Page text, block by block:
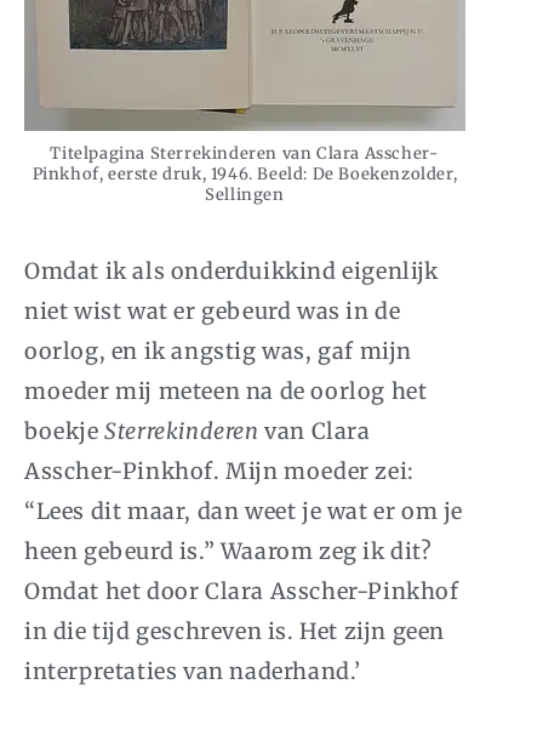
Titelpagina Sterrekinderen van Clara Asscher-
Pinkhof, eerste druk, 1946. Beeld: De Boekenzolder,
Sellingen
Omdat ik als onderduikkind eigenlijk
niet wist wat er gebeurd was in de
oorlog, en ik angstig was, gaf mijn
moeder mij meteen na de oorlog het
boekjeSterrekinderen van Clara
Asscher-Pinkhof. Mijn moeder zei:
“Lees dit maar, dan weet je wat er om je
heen gebeurd is.” Waarom zeg ik dit?
Omdat het door Clara Asscher-Pinkhof
in die tijd geschreven is. Het zijn geen
interpretaties van naderhand.’